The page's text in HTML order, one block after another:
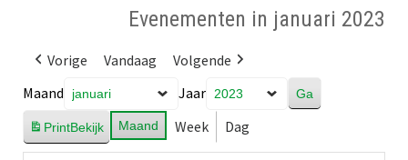
Evenementen in januari 2023
Vorige Vandaag
Volgende
Maand
Jaar
PrintBekijk Maand Week Dag